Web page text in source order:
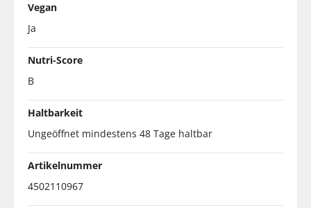
Vegan
Ja
Nutri-Score
B
Haltbarkeit
Ungeöffnet mindestens 48 Tage haltbar
Artikelnummer
4502110967